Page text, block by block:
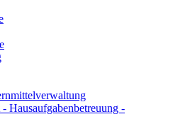
- Hausaufgabenbetreuung -